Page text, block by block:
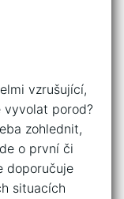
vzrušující,
vyvolat porod?
zohlednit,
o první či
doporučuje
situacích